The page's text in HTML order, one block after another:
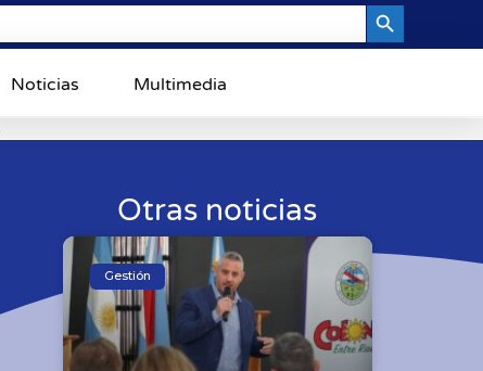
Noticias Multimedia
Otras noticias
Gestión